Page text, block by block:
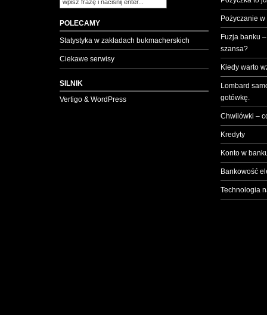
POLECAMY
Statystyka w zakładach bukmacherskich
Ciekawe serwisy
SILNIK
Vertigo & WordPress
Pożyczanie
Fuzja banku
szansa?
Kiedy warto
Lombard
gotówkę.
Chwilówki –
Kredyty
Konto w
Bankowość
Technologia